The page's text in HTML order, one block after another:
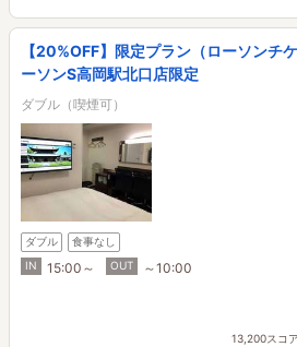
【20%OFF】限定プラン（ローソン
ーソンS高岡駅北口店限定
ダブル（喫煙可）
ダブル
食事なし
IN
15:00～ OUT ～10:00
13,200スコ